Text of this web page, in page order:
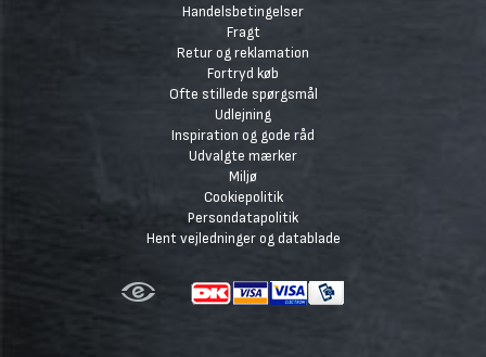
Handelsbetingelser
Fragt
Retur og reklamation
Fortryd køb
Ofte stillede spørgsmål
Udlejning
Inspiration og gode råd
Udvalgte mærker
Miljø
Cookiepolitik
Persondatapolitik
Hent vejledninger og datablade